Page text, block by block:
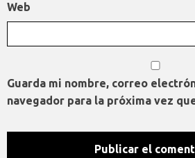
Web
Guarda mi nombre, correo
navegador para la próxima vez